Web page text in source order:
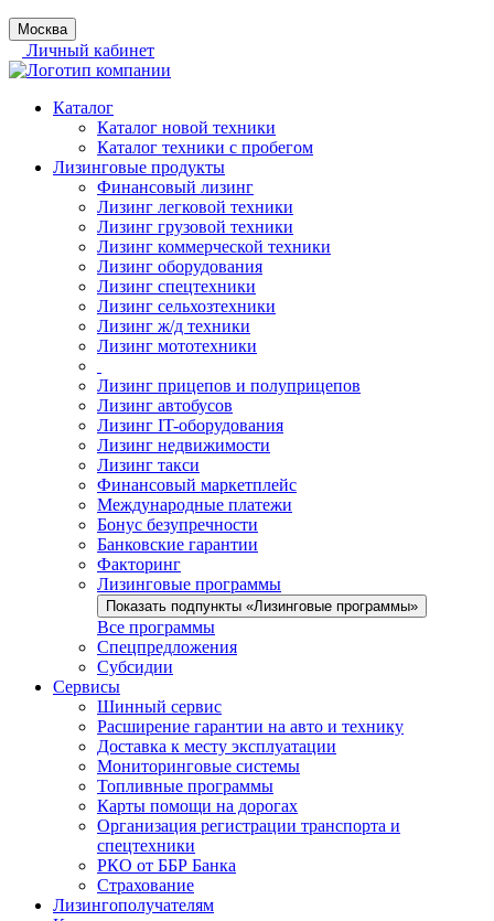
Москва
Личный кабинет
Каталог
Каталог новой техники
Каталог техники с пробегом
Лизинговые продукты
Финансовый лизинг
Лизинг легковой техники
Лизинг грузовой техники
Лизинг коммерческой техники
Лизинг оборудования
Лизинг спецтехники
Лизинг сельхозтехники
Лизинг ж/д техники
Лизинг мототехники
Лизинг прицепов и полуприцепов
Лизинг автобусов
Лизинг IT-оборудования
Лизинг недвижимости
Лизинг такси
Финансовый маркетплейс
Международные платежи
Бонус безупречности
Банковские гарантии
Факторинг
Лизинговые программы
Показать подпункты «Лизинговые программы»
Все программы
Спецпредложения
Субсидии
Сервисы
Шинный сервис
Расширение гарантии на авто и технику
Доставка к месту эксплуатации
Мониторинговые системы
Топливные программы
Карты помощи на дорогах
Организация регистрации транспорта и
спецтехники
РКО от ББР Банка
Страхование
Лизингополучателям